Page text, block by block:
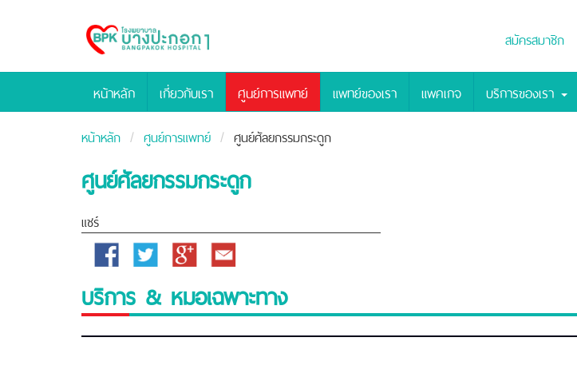
Bangpakok
Hospital
สมัครสมาชิก
หน้าหลัก เกี่ยวกับเรา ศูนย์การแพทย์ แพทย์ของเรา แพคเกจ บริการของเรา
หน้าหลัก ศูนย์การแพทย์ ศูนย์ศัลยกรรมกระดูก
ศูนย์ศัลยกรรมกระดูก
แชร์
Facebook Twitter
Google
Email
บริการ & หมอเฉพาะทาง